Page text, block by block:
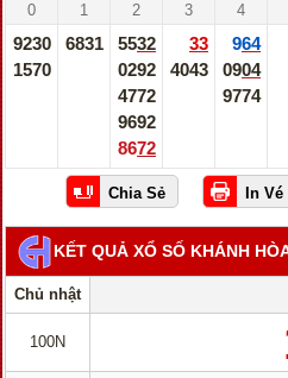
0 1 2 3 4
9230
1570
6831
5532
0292
4772
9692
8672
33
4043
964
0904
9774
KẾT QUẢ XỔ SỐ KHÁNH
Chủ nhật
100N